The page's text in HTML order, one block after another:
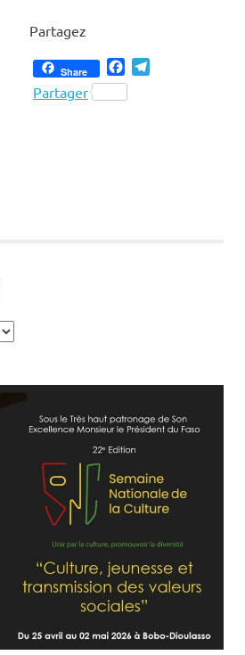
Partagez
Share Facebook
Partager